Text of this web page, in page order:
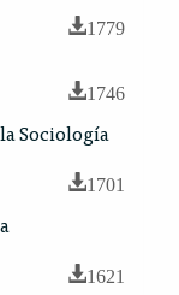
1779
1746
Sociología
1701
1621